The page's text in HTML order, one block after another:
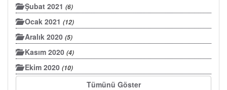
Şubat 2021 (6)
Ocak 2021 (12)
Aralık 2020 (5)
Kasım 2020 (4)
Ekim 2020 (10)
Tümünü Göster